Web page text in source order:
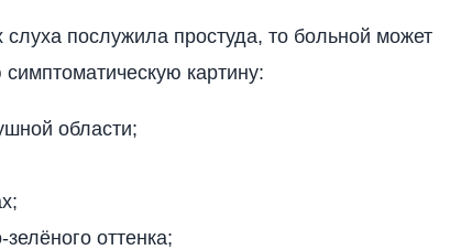
послужила простуда, то больной может
картину:
области;
оттенка;